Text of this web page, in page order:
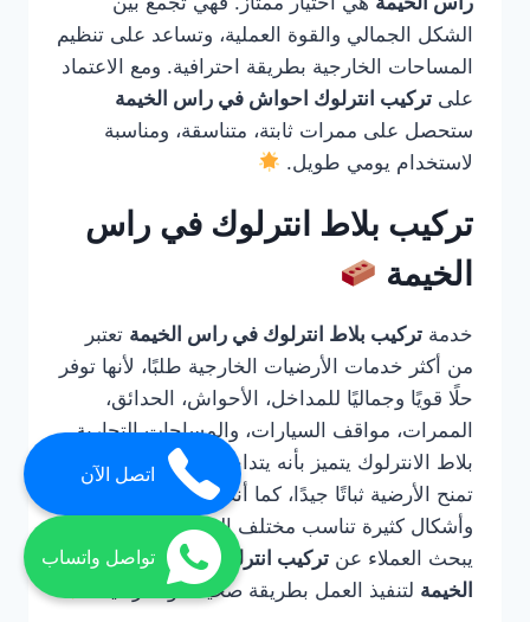
الشكل الجمالي والقوة العملية، وتساعد على تنظيم
المساحات الخارجية بطريقة احترافية. ومع الاعتماد
على تركيب انترلوك احواش في راس الخيمة
ستحصل على ممرات ثابتة، متناسقة، ومناسبة
لاستخدام يومي طويل.
تركيب بلاط انترلوك في راس
الخيمة
خدمة تركيب بلاط انترلوك في راس الخيمة تعتبر
من أكثر خدمات الأرضيات الخارجية طلبًا، لأنها توفر
حلًا قويًا وجماليًا للمداخل، الأحواش، الحدائق،
الممرات، مواقف السيارات، والمساحات التجارية.
بلاط الانترلوك يتميز بأنه يتداخل مع بعضه بطريقة
تمنح الأرضية ثباتًا جيدًا، كما أنه متوفر بألوان
وأشكال كثيرة تناسب مختلف التصميمات. لذلك
يبحث العملاء عن تركيب انترلوك احواش في راس
الخيمة لتنفيذ العمل بطريقة صحيحة واحترافية.
اتصل الآن
تواصل واتساب